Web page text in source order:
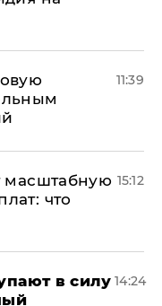
11:39
масштабную
что
15:12
в силу 14:24